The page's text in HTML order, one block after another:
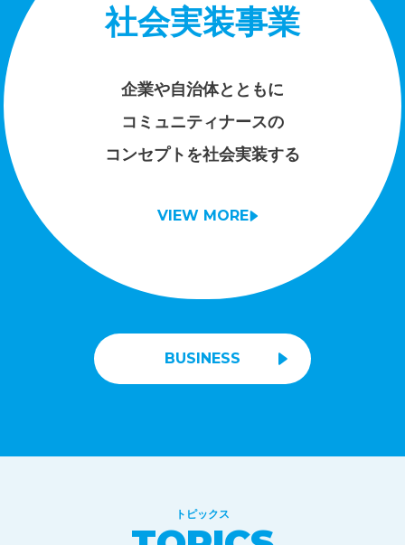
社会実装事業
企業や自治体とともに
コミュニティナースの
コンセプトを社会実装する
VIEW MORE
BUSINESS
トピックス